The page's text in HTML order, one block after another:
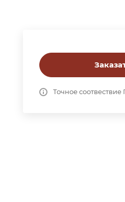
Точное соотвествие